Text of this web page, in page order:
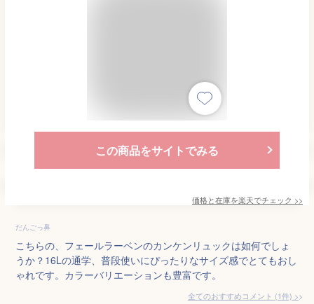
この商品をサイトでみる
価格と在庫を楽天でチェック >>
だんごっ鼻
こちらの、フェールラーベンのカンケンリュックは如何でしょ
うか？16Lの通学、普段使いにぴったりなサイズ感でとてもおし
ゃれです。カラーバリエーションも豊富です。
全てのおすすめコメント (1件) >